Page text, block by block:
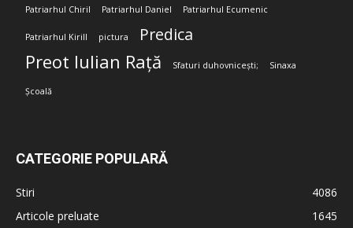
Patriarhul Chiril Patriarhul Daniel Patriarhul Ecumenic
Patriarhul Kirill pictura Predica
Preot Iulian Rață Sfaturi duhovnicești; Sinaxa
Școală
CATEGORIE POPULARĂ
Stiri
4086
Articole preluate
1645